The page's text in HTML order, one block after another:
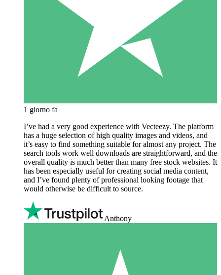
1 giorno fa
I’ve had a very good experience with Vecteezy. The platform
has a huge selection of high quality images and videos, and
it’s easy to find something suitable for almost any project. The
search tools work well downloads are straightforward, and the
overall quality is much better than many free stock websites. It
has been especially useful for creating social media content,
and I’ve found plenty of professional looking footage that
would otherwise be difficult to source.
Anthony